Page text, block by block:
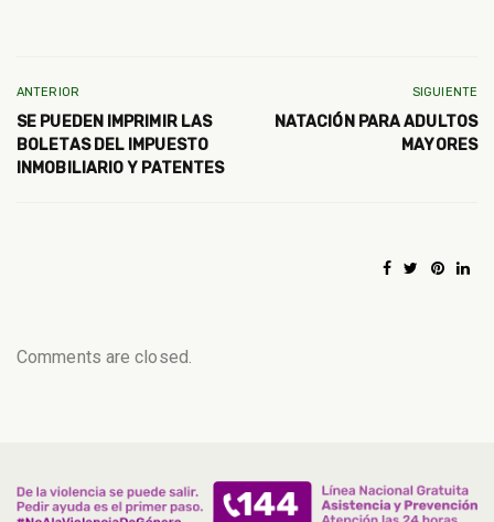
ANTERIOR
SE PUEDEN IMPRIMIR LAS
BOLETAS DEL IMPUESTO
INMOBILIARIO Y PATENTES
SIGUIENTE
NATACIÓN PARA ADULTOS
MAYORES
Comments are closed.